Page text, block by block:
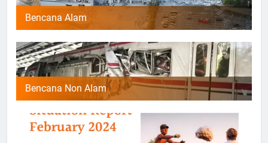
Bencana Alam
Bencana Non Alam